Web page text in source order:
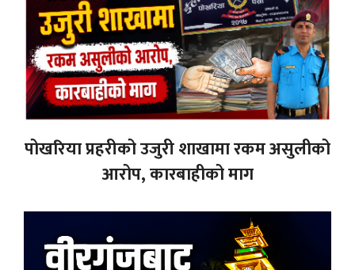
पोखरिया प्रहरीको उजुरी शाखामा रकम असुलीको
आरोप, कारबाहीको माग